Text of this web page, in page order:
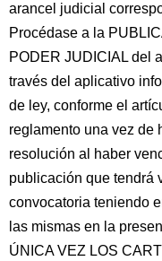
arancel judicial
Procédase a la
PODER JUDICIAL del
través del aplicativo
de ley, conforme el
reglamento una vez de
resolución al haber
publicación que tendrá
convocatoria teniendo
las mismas en la
ÚNICA VEZ LOS